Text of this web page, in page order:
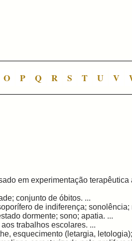
O P Q R S T U V
em experimentação
conjunto de óbitos. ...
de indiferença;
dormente; sono; apatia. ...
trabalhos escolares. ...
esquecimento (letargia,